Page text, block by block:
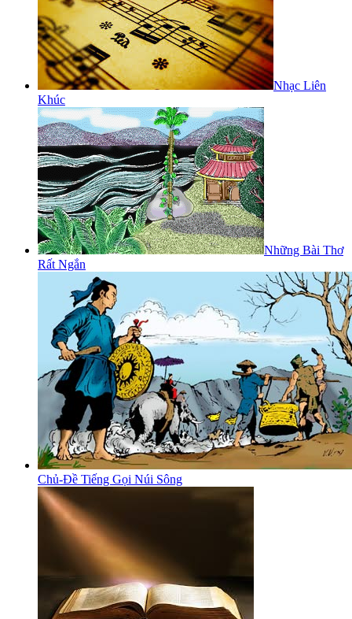
Nhạc Liên
Khúc
Những Bài Thơ
Rất Ngắn
Chủ-Đề Tiếng Gọi Núi Sông